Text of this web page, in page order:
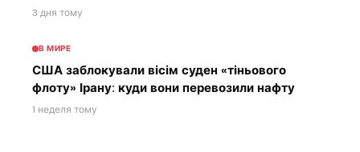
3 дня тому
В МИРЕ
США заблокували вісім суден «тіньового
флоту» Ірану: куди вони перевозили нафту
1 неделя тому